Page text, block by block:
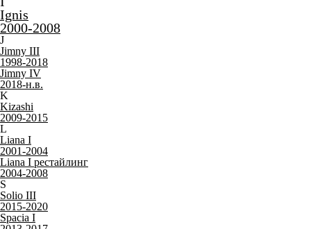
SX4 II
2014-2021
V
Vitara
2014-н.в.
W
Wagon R III
2003-2008
Wagon R IV
2008-2012
Wagon R V
2012-2017
Мы предлагаем широкий
Сузуки, которые
автомобиля. Наши